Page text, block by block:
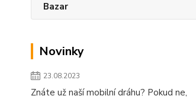
Bazar
Novinky
23.08.2023
Znáte už naší mobilní dráhu? Pokud ne,